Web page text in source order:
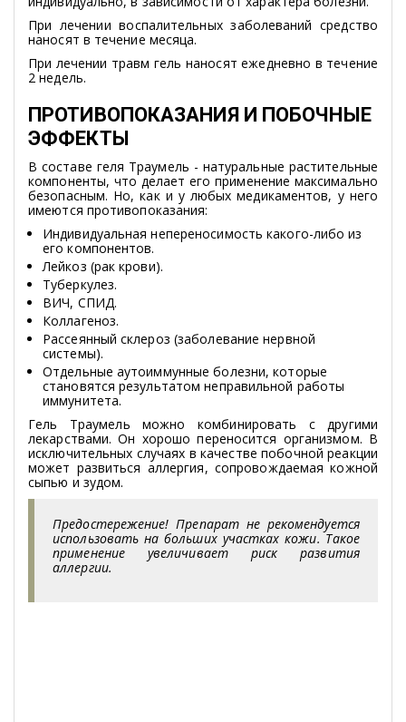
При лечении воспалительных заболеваний средство
наносят в течение месяца.
При лечении травм гель наносят ежедневно в течение
2 недель.
ПРОТИВОПОКАЗАНИЯ И ПОБОЧНЫЕ
ЭФФЕКТЫ
В составе геля Траумель - натуральные растительные
компоненты, что делает его применение максимально
безопасным. Но, как и у любых медикаментов, у него
имеются противопоказания:
Индивидуальная непереносимость какого-либо из
его компонентов.
Лейкоз (рак крови).
Туберкулез.
ВИЧ, СПИД.
Коллагеноз.
Рассеянный склероз (заболевание нервной
системы).
Отдельные аутоиммунные болезни, которые
становятся результатом неправильной работы
иммунитета.
Гель Траумель можно комбинировать с другими
лекарствами. Он хорошо переносится организмом. В
исключительных случаях в качестве побочной реакции
может развиться аллергия, сопровождаемая кожной
сыпью и зудом.
Предостережение! Препарат не рекомендуется
использовать на больших участках кожи. Такое
применение увеличивает риск развития
аллергии.